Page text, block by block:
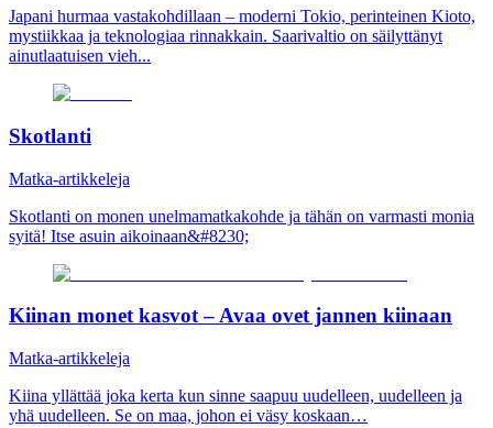
Japani hurmaa vastakohdillaan – moderni Tokio, perinteinen Kioto,
mystiikkaa ja teknologiaa rinnakkain. Saarivaltio on säilyttänyt
ainutlaatuisen vieh...
Skotlanti
Matka-artikkeleja
Skotlanti on monen unelmamatkakohde ja tähän on varmasti monia
syitä! Itse asuin aikoinaan&#8230;
Kiinan monet kasvot – Avaa ovet jannen kiinaan
Matka-artikkeleja
Kiina yllättää joka kerta kun sinne saapuu uudelleen, uudelleen ja
yhä uudelleen. Se on maa, johon ei väsy koskaan…